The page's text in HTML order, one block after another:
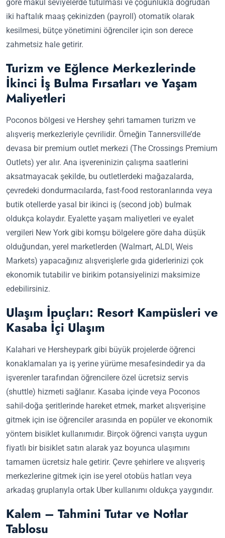
göre makul seviyelerde tutulması ve çoğunlukla doğrudan
iki haftalık maaş çekinizden (payroll) otomatik olarak
kesilmesi, bütçe yönetimini öğrenciler için son derece
zahmetsiz hale getirir.
Turizm ve Eğlence Merkezlerinde
İkinci İş Bulma Fırsatları ve Yaşam
Maliyetleri
Poconos bölgesi ve Hershey şehri tamamen turizm ve
alışveriş merkezleriyle çevrilidir. Örneğin Tannersville’de
devasa bir premium outlet merkezi (The Crossings Premium
Outlets) yer alır. Ana işvereninizin çalışma saatlerini
aksatmayacak şekilde, bu outletlerdeki mağazalarda,
çevredeki dondurmacılarda, fast-food restoranlarında veya
butik otellerde yasal bir ikinci iş (second job) bulmak
oldukça kolaydır. Eyalette yaşam maliyetleri ve eyalet
vergileri New York gibi komşu bölgelere göre daha düşük
olduğundan, yerel marketlerden (Walmart, ALDI, Weis
Markets) yapacağınız alışverişlerle gıda giderlerinizi çok
ekonomik tutabilir ve birikim potansiyelinizi maksimize
edebilirsiniz.
Ulaşım İpuçları: Resort Kampüsleri ve
Kasaba İçi Ulaşım
Kalahari ve Hersheypark gibi büyük projelerde öğrenci
konaklamaları ya iş yerine yürüme mesafesindedir ya da
işverenler tarafından öğrencilere özel ücretsiz servis
(shuttle) hizmeti sağlanır. Kasaba içinde veya Poconos
sahil-doğa şeritlerinde hareket etmek, market alışverişine
gitmek için ise öğrenciler arasında en popüler ve ekonomik
yöntem bisiklet kullanımıdır. Birçok öğrenci varışta uygun
fiyatlı bir bisiklet satın alarak yaz boyunca ulaşımını
tamamen ücretsiz hale getirir. Çevre şehirlere ve alışveriş
merkezlerine gitmek için ise yerel otobüs hatları veya
arkadaş gruplarıyla ortak Uber kullanımı oldukça yaygındır.
Kalem – Tahmini Tutar ve Notlar
Tablosu